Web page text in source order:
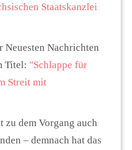
Staatskanzlei
Neuesten Nachrichten
Titel: "Schlappe für
Streit mit
zu dem Vorgang auch
– demnach hat das